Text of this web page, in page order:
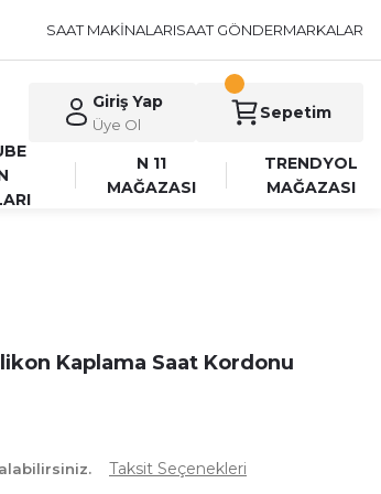
SAAT MAKİNALARISAAT GÖNDERMARKALAR
Giriş Yap
Üye Ol
Sepetim
N 11
MAĞAZASI
TRENDYOL
MAĞAZASI
Kaplama Saat Kordonu
alabilirsiniz. Taksit Seçenekleri